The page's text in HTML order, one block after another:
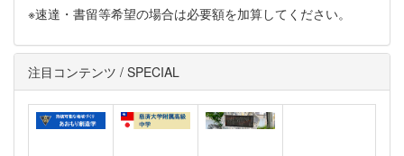
※速達・書留等希望の場合は必要額を加算してください。
注目コンテンツ / SPECIAL